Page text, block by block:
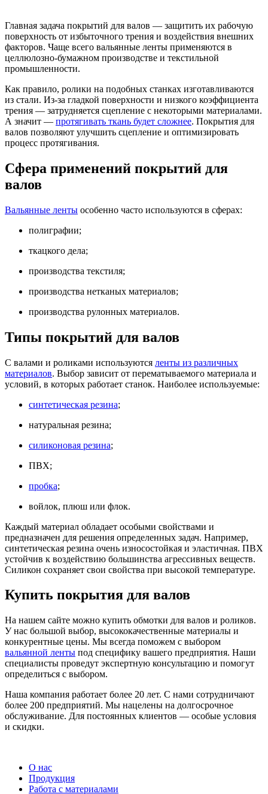
Главная задача покрытий для валов — защитить их рабочую
поверхность от избыточного трения и воздействия внешних
факторов. Чаще всего вальянные ленты применяются в
целлюлозно-бумажном производстве и текстильной
промышленности.
Как правило, ролики на подобных станках изготавливаются
из стали. Из-за гладкой поверхности и низкого коэффициента
трения — затрудняется сцепление с некоторыми материалами.
А значит — протягивать ткань будет сложнее. Покрытия для
валов позволяют улучшить сцепление и оптимизировать
процесс протягивания.
Сфера применений покрытий для
валов
Вальянные ленты особенно часто используются в сферах:
полиграфии;
ткацкого дела;
производства текстиля;
производства нетканых материалов;
производства рулонных материалов.
Типы покрытий для валов
С валами и роликами используются ленты из различных
материалов. Выбор зависит от перематываемого материала и
условий, в которых работает станок. Наиболее используемые:
синтетическая резина;
натуральная резина;
силиконовая резина;
ПВХ;
пробка;
войлок, плюш или флок.
Каждый материал обладает особыми свойствами и
предназначен для решения определенных задач. Например,
синтетическая резина очень износостойкая и эластичная. ПВХ
устойчив к воздействию большинства агрессивных веществ.
Силикон сохраняет свои свойства при высокой температуре.
Купить покрытия для валов
На нашем сайте можно купить обмотки для валов и роликов.
У нас большой выбор, высококачественные материалы и
конкурентные цены. Мы всегда поможем с выбором
вальянной ленты под специфику вашего предприятия. Наши
специалисты проведут экспертную консультацию и помогут
определиться с выбором.
Наша компания работает более 20 лет. С нами сотрудничают
более 200 предприятий. Мы нацелены на долгосрочное
обслуживание. Для постоянных клиентов — особые условия
и скидки.
О нас
Продукция
Работа с материалами